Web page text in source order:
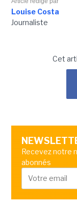
Louise Costa
Journaliste
Cet
Recevez notre
abonnés